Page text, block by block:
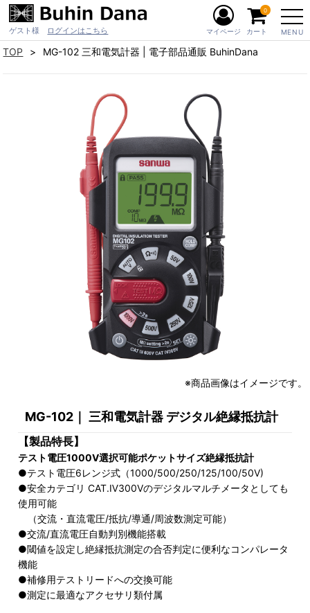
ゲスト様 ログインはこちら MENU
マイページ カート
0
TOP MG-102 三和電気計器 | 電子部品通販 BuhinDana
※商品画像はイメージです。
MG-102｜ 三和電気計器 デジタル絶縁抵抗計
【製品特長】
テスト電圧1000V選択可能ポケットサイズ絶縁抵抗計
●テスト電圧6レンジ式（1000/500/250/125/100/50V)
●安全カテゴリ CAT.Ⅳ300Vのデジタルマルチメータとしても
使用可能
（交流・直流電圧/抵抗/導通/周波数測定可能）
●交流/直流電圧自動判別機能搭載
●閾値を設定し絶縁抵抗測定の合否判定に便利なコンパレータ
機能
●補修用テストリードへの交換可能
●測定に最適なアクセサリ類付属